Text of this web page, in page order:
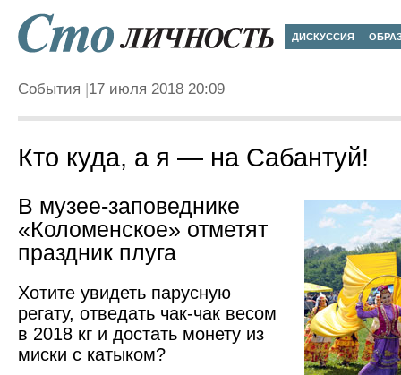
ДИСКУССИЯ
События 17 июля 2018 20:09
Кто куда, а я — на Сабантуй!
В музее-заповеднике
«Коломенское» отметят
праздник плуга
Хотите увидеть парусную
регату, отведать чак-чак весом
в 2018 кг и достать монету из
миски с катыком?